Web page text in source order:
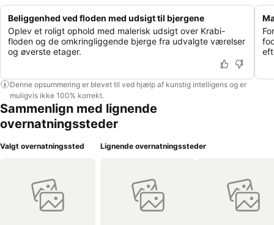
Beliggenhed ved floden med udsigt til bjergene
Oplev et roligt ophold med malerisk udsigt over Krabi-
floden og de omkringliggende bjerge fra udvalgte værelser
og øverste etager.
Denne opsummering er blevet til ved hjælp af kunstig intelligens og er
muligvis ikke 100% korrekt.
Sammenlign med lignende
overnatningssteder
Valgt overnatningssted Lignende overnatningssteder